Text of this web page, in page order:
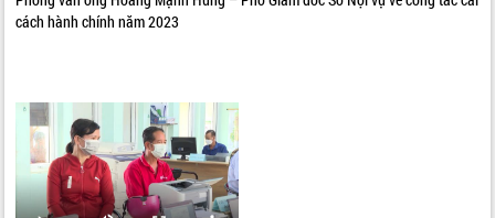
cách hành chính năm 2023